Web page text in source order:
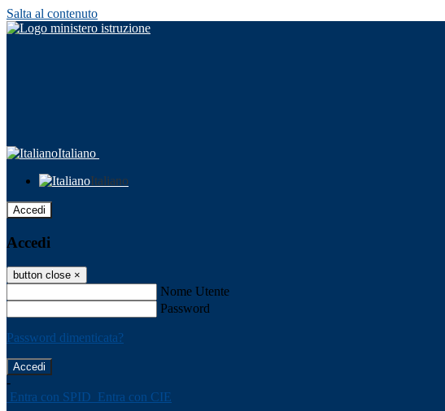
Salta al contenuto
Italiano
Italiano
Accedi
Accedi
button close ×
Nome Utente
Password
Password dimenticata?
-
Entra con SPID Entra con CIE